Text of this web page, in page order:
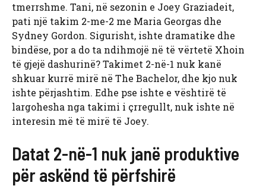
tmerrshme. Tani, në sezonin e Joey Graziadeit,
pati një takim 2-me-2 me Maria Georgas dhe
Sydney Gordon. Sigurisht, ishte dramatike dhe
bindëse, por a do ta ndihmojë në të vërtetë Xhoin
të gjejë dashurinë? Takimet 2-në-1 nuk kanë
shkuar kurrë mirë në The Bachelor, dhe kjo nuk
ishte përjashtim. Edhe pse ishte e vështirë të
largohesha nga takimi i çrregullt, nuk ishte në
interesin më të mirë të Joey.
Datat 2-në-1 nuk janë produktive
për askënd të përfshirë